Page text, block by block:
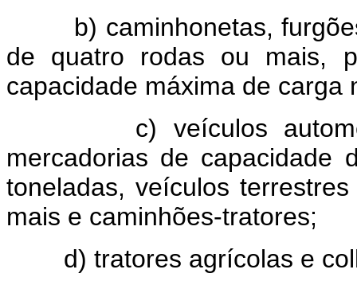
b) caminhonetas,
de quatro rodas ou mais,
capacidade máxima de carga
c) veículos
mercadorias de capacidade
toneladas, veículos
mais e caminhões-tratores;
d) tratores agrícolas e